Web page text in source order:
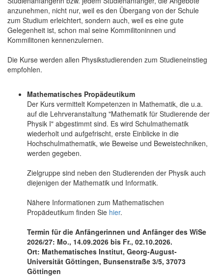
anzunehmen, nicht nur, weil es den Übergang von der Schule
zum Studium erleichtert, sondern auch, weil es eine gute
Gelegenheit ist, schon mal seine Kommilitoninnen und
Kommilitonen kennenzulernen.
Die Kurse werden allen Physikstudierenden zum Studieneinstieg
empfohlen.
Mathematisches Propädeutikum
Der Kurs vermittelt Kompetenzen in Mathematik, die u.a.
auf die Lehrveranstaltung "Mathematik für Studierende der
Physik I" abgestimmt sind. Es wird Schulmathematik
wiederholt und aufgefrischt, erste Einblicke in die
Hochschulmathematik, wie Beweise und Beweistechniken,
werden gegeben.
Zielgruppe sind neben den Studierenden der Physik auch
diejenigen der Mathematik und Informatik.
Nähere Informationen zum Mathematischen
Propädeutikum finden Sie hier.
Termin für die Anfängerinnen und Anfänger des WiSe
2026/27: Mo., 14.09.2026 bis Fr., 02.10.2026.
Ort: Mathematisches Institut, Georg-August-
Universität Göttingen, Bunsenstraße 3/5, 37073
Göttingen